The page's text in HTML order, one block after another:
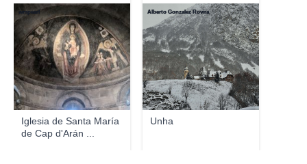
Iglesia de Santa María
de Cap d'Arán ...
wmpearl
Unha
Alberto Gonzalez Rovira